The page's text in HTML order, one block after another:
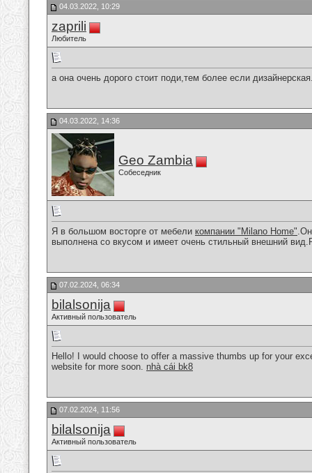
04.03.2022, 10:29
zaprili
Любитель
а она очень дорого стоит поди,тем более если
04.03.2022, 14:36
Geo Zambia
Собеседник
Я в большом восторге от мебели компании "Milano Home"
выполнена со вкусом и имеет очень стильный внешний
07.02.2024, 06:34
bilalsonija
Активный пользователь
Hello! I would choose to offer a massive thumbs up for your
website for more soon. nhà cái bk8
07.02.2024, 11:56
bilalsonija
Активный пользователь